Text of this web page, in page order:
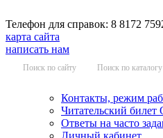
Телефон для справок: 8 8172
карта сайта
написать нам
Поиск по сайту Поиск по каталогу
Контакты, режим
Читательский
Ответы на часто
Личный кабинет